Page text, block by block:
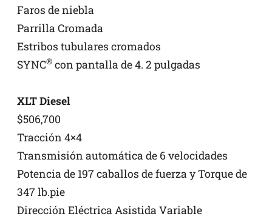
Faros de niebla
Parrilla Cromada
Estribos tubulares cromados
SYNC® con pantalla de 4. 2 pulgadas
XLT Diesel
$506,700
Tracción 4×4
Transmisión automática de 6 velocidades
Potencia de 197 caballos de fuerza y Torque de
347 lb.pie
Dirección Eléctrica Asistida Variable